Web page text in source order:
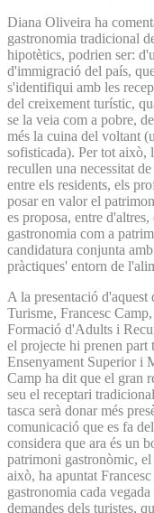
Diana Oliveira ha
gastronomia tradicional
hipotètics, podrien ser:
d'immigració del país,
s'identifiqui amb les
del creixement turístic,
se la veia com a pobre,
més la cuina del voltant
sofisticada). Per tot això,
recullen una necessitat
entre els residents, els
posar en valor el
es proposa, entre
gastronomia com a
candidatura conjunta
pràctiques' entorn de
A la presentació
Turisme, Francesc
Formació d'Adults i
el projecte hi prenen part
Ensenyament Superior i
Camp ha dit que el gran
seu el receptari
tasca serà donar més
comunicació que es fa
considera que ara és un
patrimoni gastronòmic,
això, ha apuntat
gastronomia cada
demandes dels turistes,